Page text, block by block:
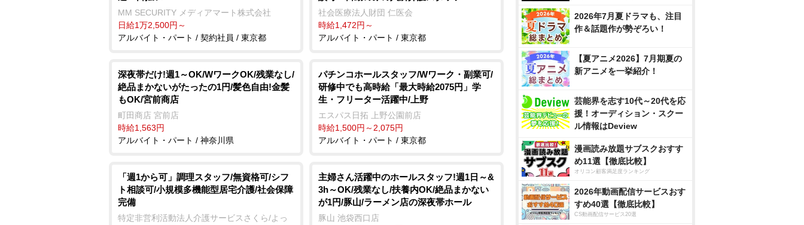
MM SECURITY メディアマート株式会社
日給1万2,500円～
アルバイト・パート / 契約社員 / 東京都
社会医療法人財団 仁医会
時給1,472円～
アルバイト・パート / 東京都
深夜帯だけ!週1～OK/WワークOK/残業なし/
絶品まかないがたったの1円/髪色自由!金髪
もOK/宮前商店
町田商店 宮前店
時給1,563円
アルバイト・パート / 神奈川県
パチンコホールスタッフ/Wワーク・副業可/
研修中でも高時給「最大時給2075円」学
生・フリーター活躍中/上野
エスパス日拓 上野公園前店
時給1,500円～2,075円
アルバイト・パート / 東京都
「週1から可」調理スタッフ/無資格可/シフ
ト相談可/小規模多機能型居宅介護/社会保障
完備
特定非営利活動法人介護サービスさくら/よっ
主婦さん活躍中のホールスタッフ!週1日～&
3h～OK/残業なし/扶養内OK/絶品まかない
が1円/豚山/ラーメン店の深夜帯ホール
豚山 池袋西口店
2026年7月夏ドラマも、注目
作＆話題作が勢ぞろい！
【夏アニメ2026】7月期夏の
新アニメを一挙紹介！
芸能界を志す10代～20代を応
援！オーディション・スクー
ル情報はDeview
漫画読み放題サブスクおすす
め11選【徹底比較】
オリコン顧客満足度ランキング
2026年動画配信サービスおす
すめ40選【徹底比較】
CS動画配信サービス20選